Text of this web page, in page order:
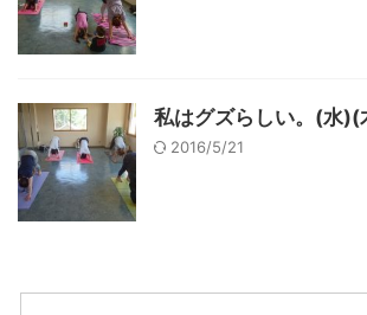
私はグズらしい。(水)(
2016/5/21